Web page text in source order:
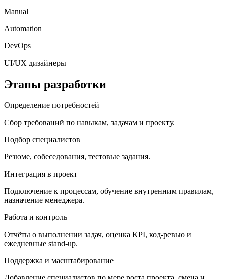
Manual
Automation
DevOps
UI/UX дизайнеры
Этапы разработки
Определение потребностей
Сбор требований по навыкам, задачам и проекту.
Подбор специалистов
Резюме, собеседования, тестовые задания.
Интеграция в проект
Подключение к процессам, обучение внутренним правилам,
назначение менеджера.
Работа и контроль
Отчёты о выполнении задач, оценка KPI, код-ревью и
ежедневные stand-up.
Поддержка и масштабирование